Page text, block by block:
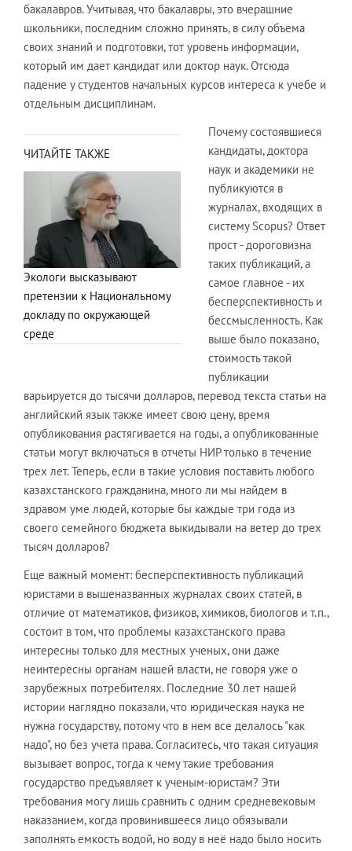
бакалавров. Учитывая, что бакалавры, это вчерашние
школьники, последним сложно принять, в силу объема
своих знаний и подготовки, тот уровень информации,
который им дает кандидат или доктор наук. Отсюда
падение у студентов начальных курсов интереса к учебе и
отдельным дисциплинам.
ЧИТАЙТЕ ТАКЖЕ
Экологи высказывают
претензии к Национальному
докладу по окружающей
среде
Почему состоявшиеся
кандидаты, доктора
наук и академики не
публикуются в
журналах, входящих в
систему Scopus? Ответ
прост - дороговизна
таких публикаций, а
самое главное - их
бесперспективность и
бессмысленность. Как
выше было показано,
стоимость такой
публикации
варьируется до тысячи долларов, перевод текста статьи на
английский язык также имеет свою цену, время
опубликования растягивается на годы, а опубликованные
статьи могут включаться в отчеты НИР только в течение
трех лет. Теперь, если в такие условия поставить любого
казахстанского гражданина, много ли мы найдем в
здравом уме людей, которые бы каждые три года из
своего семейного бюджета выкидывали на ветер до трех
тысяч долларов?
Еще важный момент: бесперспективность публикаций
юристами в вышеназванных журналах своих статей, в
отличие от математиков, физиков, химиков, биологов и т.п.,
состоит в том, что проблемы казахстанского права
интересны только для местных ученых, они даже
неинтересны органам нашей власти, не говоря уже о
зарубежных потребителях. Последние 30 лет нашей
истории наглядно показали, что юридическая наука не
нужна государству, потому что в нем все делалось "как
надо", но без учета права. Согласитесь, что такая ситуация
вызывает вопрос, тогда к чему такие требования
государство предъявляет к ученым-юристам? Эти
требования могу лишь сравнить с одним средневековым
наказанием, когда провинившееся лицо обязывали
заполнять емкость водой, но воду в неё надо было носить